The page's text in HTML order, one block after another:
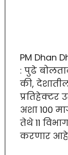
PM Dhan
: पुढे
की,
अशा 100
तेथे 11
करणार